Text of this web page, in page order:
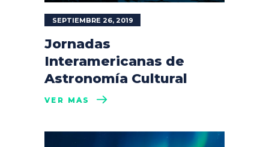
SEPTIEMBRE 26, 2019
Jornadas
Interamericanas de
Astronomía Cultural
VER MÁS